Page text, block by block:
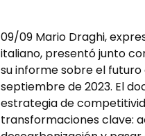
09/09 Mario Draghi,
italiano, presentó junto
su informe sobre el
septiembre de 2023. El
estrategia de
transformaciones clave: